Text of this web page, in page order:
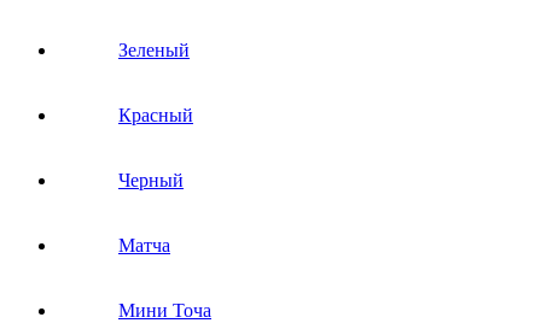
Зеленый
Красный
Черный
Матча
Мини Точа